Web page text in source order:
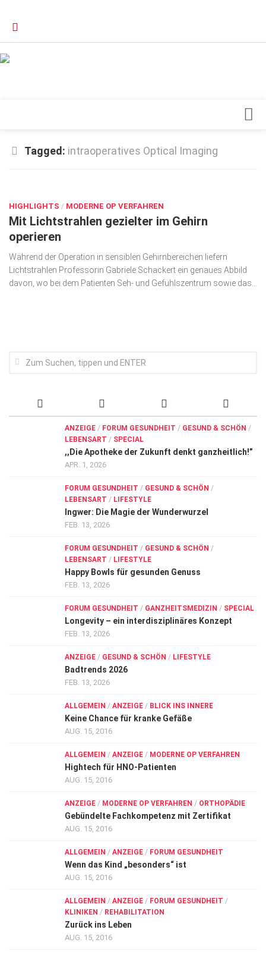
Orthopädie
Schönheit & Wohlbefinden
Special
Wirtschaft, Recht, Finanzen
Sehen
Kampf gegen Krebs
Tagged: intraoperatives Optical Imaging
HIGHLIGHTS / MODERNE OP VERFAHREN
Mit Lichtstrahlen gezielter im Gehirn
operieren
Während der Operation in sensiblen Gehirnbereichen liefern
Lichtstrahlen Professorin Gabriele Schackert ein genaues Abbild
davon, wo bei dem Patienten Seh- und Gefühlszentrum sowie das...
ANZEIGE / FORUM GESUNDHEIT / GESUND & SCHÖN /
LEBENSART / SPECIAL
,,Die Apotheke der Zukunft denkt ganzheitlich!”
APR. 1, 2026
FORUM GESUNDHEIT / GESUND & SCHÖN /
LEBENSART / LIFESTYLE
Ingwer: Die Magie der Wunderwurzel
FEB. 13, 2026
FORUM GESUNDHEIT / GESUND & SCHÖN /
LEBENSART / LIFESTYLE
Happy Bowls für gesunden Genuss
FEB. 13, 2026
FORUM GESUNDHEIT / GANZHEITSMEDIZIN / SPECIAL
Longevity – ein interdisziplinäres Konzept
FEB. 13, 2026
ANZEIGE / GESUND & SCHÖN / LIFESTYLE
Badtrends 2026
FEB. 13, 2026
ALLGEMEIN / ANZEIGE / BLICK INS INNERE
Keine Chance für kranke Gefäße
AUG. 15, 2016
ALLGEMEIN / ANZEIGE / MODERNE OP VERFAHREN
Hightech für HNO-Patienten
AUG. 15, 2016
ANZEIGE / MODERNE OP VERFAHREN / ORTHOPÄDIE
Gebündelte Fachkompetenz mit Zertifikat
AUG. 15, 2016
ALLGEMEIN / ANZEIGE / FORUM GESUNDHEIT
Wenn das Kind „besonders“ ist
AUG. 15, 2016
ALLGEMEIN / ANZEIGE / FORUM GESUNDHEIT /
KLINIKEN / REHABILITATION
Zurück ins Leben
AUG. 15, 2016